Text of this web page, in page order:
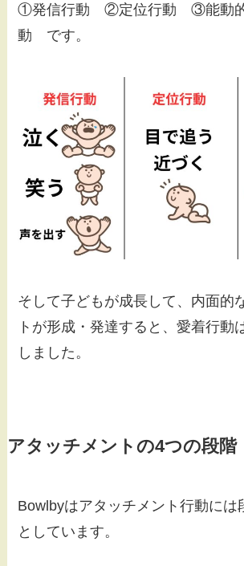
①発信行動 ②定位行動 ③能動的
動 です。
そして子どもが成長して、内面的
トが形成・発達すると、愛着行動
しました。
アタッチメントの4つの段階
Bowlbyはアタッチメント行動には
としています。